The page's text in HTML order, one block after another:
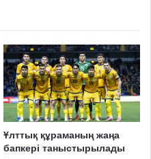
Ұлттық құраманың жаңа
бапкері таныстырылады